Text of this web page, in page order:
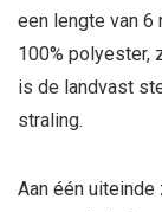
een lengte van
100% polyester,
is de landvast
straling.
Aan één